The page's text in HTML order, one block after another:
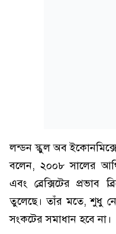
লন্ডন স্কুল অব ইকোনমিক্সের
বলেন, ২০০৮ সালের
এবং ব্রেক্সিটের প্রভাব
তুলেছে। তাঁর মতে, শুধু
সংকটের সমাধান হবে না।